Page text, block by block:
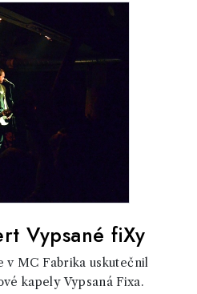
Vypsané fiXy
v MC Fabrika uskutečnil
kapely Vypsaná Fixa.